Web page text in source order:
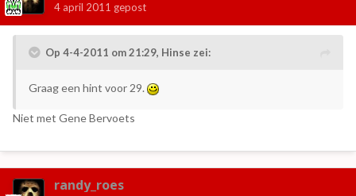
4 april 2011 gepost
Op 4-4-2011 om 21:29, Hinse zei:
Graag een hint voor 29.
Niet met Gene Bervoets
randy_roes